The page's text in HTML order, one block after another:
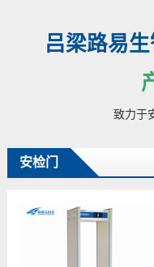
吕梁路易
致力于
安检门